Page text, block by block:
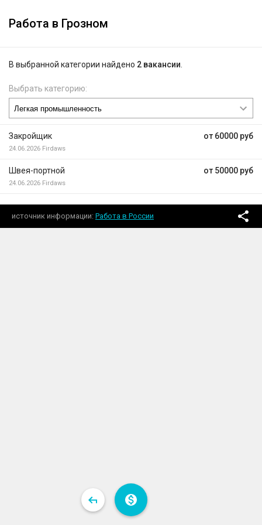
Работа в Грозном
В выбранной категории найдено 2 вакансии
Выбрать категорию:
от 60000 руб
Закройщик
24.06.2026 Firdaws
от 50000 руб
Швея-портной
24.06.2026 Firdaws
источник информации Работа в России